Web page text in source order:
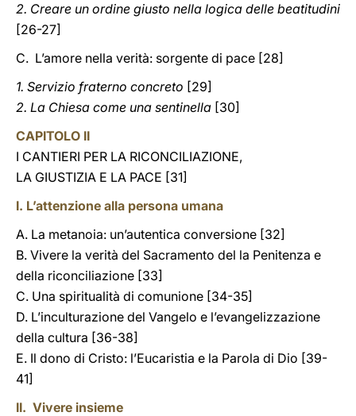
2. Creare un ordine giusto nella logica delle beatitudini
[26-27]
C. L’amore nella verità: sorgente di pace [28]
1. Servizio fraterno concreto [29]
2. La Chiesa come una sentinella [30]
CAPITOLO II
I CANTIERI PER LA RICONCILIAZIONE,
LA GIUSTIZIA E LA PACE [31]
I. L’attenzione alla persona umana
A. La metanoia: un’autentica conversione [32]
B. Vivere la verità del Sacramento del la Penitenza e
della riconciliazione [33]
C. Una spiritualità di comunione [34-35]
D. L’inculturazione del Vangelo e l’evangelizzazione
della cultura [36-38]
E. Il dono di Cristo: l’Eucaristia e la Parola di Dio [39-
41]
II. Vivere insieme